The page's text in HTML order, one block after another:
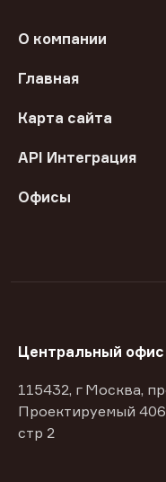
О компании
Главная
Карта сайта
API Интеграция
Офисы
Центральный офис
115432, г Москва,
Проектируемый
стр 2